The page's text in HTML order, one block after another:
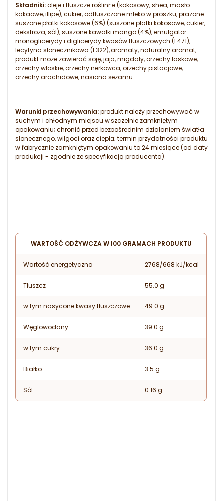
Składniki:oleje i tłuszcze roślinne (kokosowy, shea, masło
kakaowe, illipe), cukier, odtłuszczone mleko w proszku, prażone
suszone płatki kokosowe (6%) (suszone płatki kokosowe, cukier,
dekstroza, sól), suszone kawałki mango (4%), emulgator:
monoglicerydy i diglicerydy kwasów tłuszczowych (E471),
lecytyna słonecznikowa (E322), aromaty, naturalny aromat;
produkt może zawierać soję, jaja, migdały, orzechy laskowe,
orzechy włoskie, orzechy nerkowca, orzechy pistacjowe,
orzechy arachidowe, nasiona sezamu.
Warunki przechowywania:produkt należy przechowywać w
suchym i chłodnym miejscu w szczelnie zamkniętym
opakowaniu; chronić przed bezpośrednim działaniem światła
słonecznego, wilgoci oraz ciepła; termin przydatności produktu
w fabrycznie zamkniętym opakowaniu to 24 miesiące (od daty
produkcji - zgodnie ze specyfikacją producenta).
WARTOŚĆ ODŻYWCZA W 100 GRAMACH PRODUKTU
Wartość energetyczna 2768/668 kJ/kcal
Tłuszcz 55.0 g
w tym nasycone kwasy tłuszczowe 49.0 g
Węglowodany 39.0 g
w tym cukry 36.0 g
Białko 3.5 g
Sól 0.16 g